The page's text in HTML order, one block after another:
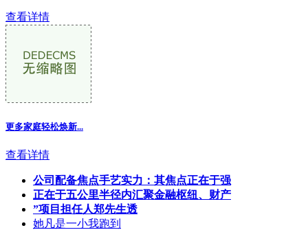
查看详情
更多家庭轻松焕新...
查看详情
公司配备焦点手艺实力：其焦点正在于强
正在于五公里半径内汇聚金融枢纽、财产
”项目担任人郑先生透
她凡是一小我跑到